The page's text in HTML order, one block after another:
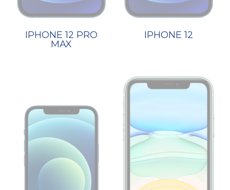
IPHONE 12 PRO
MAX
IPHONE 12